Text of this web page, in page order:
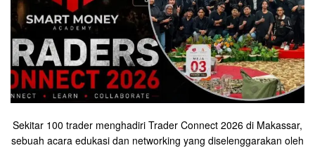
Sekitar 100 trader menghadiri Trader Connect 2026 di Makassar,
sebuah acara edukasi dan networking yang diselenggarakan oleh